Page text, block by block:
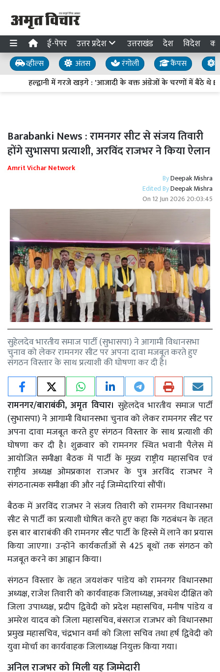
ई-पेपर उत्तर प्रदेश उत्तराखंड देश विदेश
व्हील्स अंतस रंगोली कैंपस
हल्द्वानी में गरजे खड़गे : 'आजादी के वक्त अंग्रेजों के चरणों में बैठे थे
Barabanki News : रामनगर सीट से संजय तिवारी
होंगे सुभासपा प्रत्याशी, अरविंद राजभर ने किया ऐलान
Amrit Vichar Network
ByDeepak Mishra
Edited ByDeepak Mishra
On 12 Jun 2026 20:03:45
सुहेलदेव भारतीय समाज पार्टी (सुभासपा) ने आगामी विधानसभा
चुनाव को लेकर रामनगर सीट पर अपना दावा मजबूत करते हुए
संगठन विस्तार के साथ प्रत्याशी की घोषणा कर दी है।
रामनगर/बाराबंकी, अमृत विचार। सुहेलदेव भारतीय समाज पार्टी
(सुभासपा) ने आगामी विधानसभा चुनाव को लेकर रामनगर सीट पर
अपना दावा मजबूत करते हुए संगठन विस्तार के साथ प्रत्याशी की
घोषणा कर दी है। शुक्रवार को रामनगर स्थित भवानी पैलेस में
आयोजित समीक्षा बैठक में पार्टी के मुख्य राष्ट्रीय महासचिव एवं
राष्ट्रीय अध्यक्ष ओमप्रकाश राजभर के पुत्र अरविंद राजभर ने
संगठनात्मक समीक्षा की और नई जिम्मेदारियां सौंपीं।
बैठक में अरविंद राजभर ने संजय तिवारी को रामनगर विधानसभा
सीट से पार्टी का प्रत्याशी घोषित करते हुए कहा कि गठबंधन के तहत
इस बार बाराबंकी की रामनगर सीट पार्टी के हिस्से में लाने का प्रयास
किया जाएगा। उन्होंने कार्यकर्ताओं से 425 बूथों तक संगठन को
मजबूत करने का आह्वान किया।
संगठन विस्तार के तहत जयशंकर पांडेय को रामनगर विधानसभा
अध्यक्ष, राजेश तिवारी को कार्यवाहक जिलाध्यक्ष, अवधेश दीक्षित को
जिला उपाध्यक्ष, प्रदीप द्विवेदी को प्रदेश महासचिव, मनीष पांडेय व
अमरेश यादव को जिला महासचिव, बंसराज राजभर को विधानसभा
प्रमुख महासचिव, चंद्रभान वर्मा को जिला सचिव तथा हर्ष द्विवेदी को
युवा मोर्चा का कार्यवाहक जिलाध्यक्ष नियुक्त किया गया।
अनिल राजभर को मिली यह जिम्मेदारी